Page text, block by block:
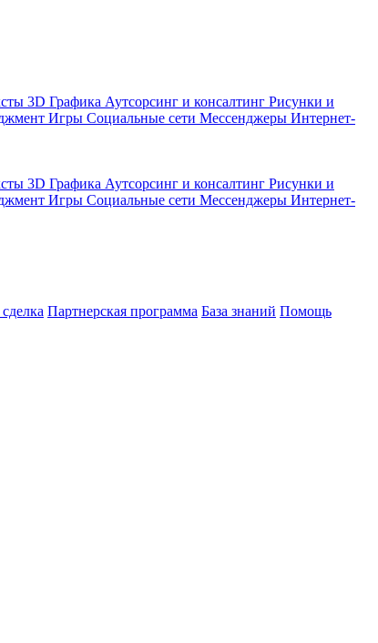
3D Графика Аутсорсинг и консалтинг Рисунки и
Игры Социальные сети Мессенджеры Интернет-
3D Графика Аутсорсинг и консалтинг Рисунки и
Игры Социальные сети Мессенджеры Интернет-
Партнерская программа База знаний Помощь